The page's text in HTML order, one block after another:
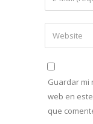
Guardar mi
web en
que